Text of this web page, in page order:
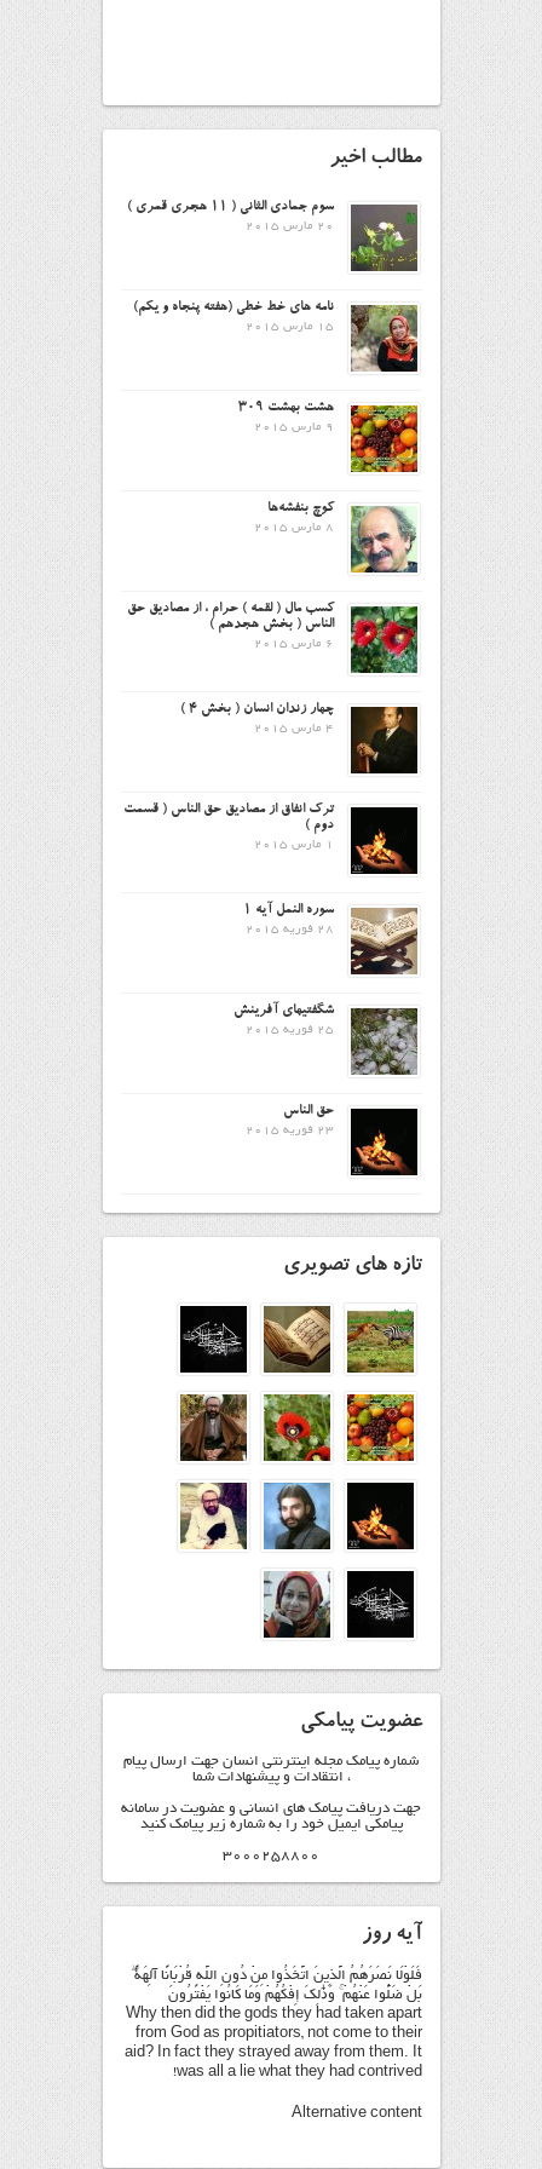
مطالب اخیر
سوم جمادی الثانی ( ۱۱ هجری قمری )
20 مارس 2015
نامه های خط خطی (هفته پنجاه و یکم)
15 مارس 2015
هشت بهشت ۳۰۹
9 مارس 2015
کوچ بنفشه‌ها
8 مارس 2015
کسب مال ( لقمه ) حرام ، از مصادیق حق
الناس ( بخش هجدهم )
6 مارس 2015
چهار زندان انسان ( بخش ۴ )
4 مارس 2015
ترک انفاق از مصادیق حق الناس ( قسمت
دوم )
1 مارس 2015
سوره النمل آیه ۱
28 فوریه 2015
شگفتیهای آفرینش
25 فوریه 2015
حق الناس
23 فوریه 2015
تازه های تصویری
عضویت پیامکی
شماره پیامک مجله اینترنتی انسان جهت ارسال پیام
، انتقادات و پیشنهادات شما
جهت دریافت پیامک های انسانی و عضویت در سامانه
پیامکی ایمیل خود را به شماره زیر پیامک کنید
3000258800
آیه روز
فَلَوْلَا نَصَرَهُمُ الَّذِينَ اتَّخَذُوا مِنْ دُونِ اللَّهِ قُرْبَانًا آلِهَةً ۖ
بَلْ ضَلُّوا عَنْهُمْ ۚ وَذَٰلِكَ إِفْكُهُمْ وَمَا كَانُوا يَفْتَرُونَ
Why then did the gods they had taken apart
from God as propitiators, not come to their
aid? In fact they strayed away from them. It
was all a lie what they had contrived!
Alternative content